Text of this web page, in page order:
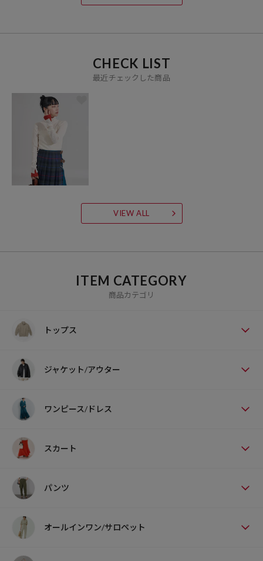
CHECK LIST
最近チェックした商品
VIEW ALL
ITEM CATEGORY
商品カテゴリ
トップス
ジャケット/アウター
ワンピース/ドレス
スカート
パンツ
オールインワン/サロペット